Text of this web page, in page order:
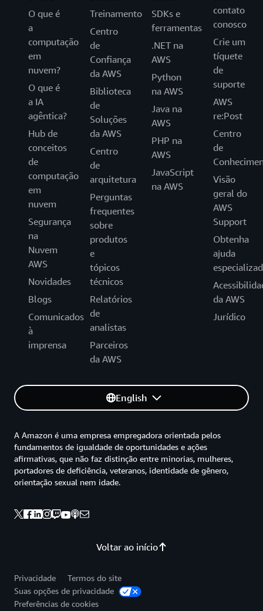
O que é
a
computação
em
nuvem?
O que é
a IA
agêntica?
Hub de
conceitos
de
computação
em
nuvem
Segurança
na
Nuvem
AWS
Novidades
Blogs
Comunicados
à
imprensa
Treinamento
Centro
de
Confiança
da AWS
Biblioteca
de
Soluções
da AWS
Centro
de
arquitetura
Perguntas
frequentes
sobre
produtos
e
tópicos
técnicos
Relatórios
de
analistas
Parceiros
da AWS
SDKs e
ferramentas
.NET na
AWS
Python
na AWS
Java na
AWS
PHP na
AWS
JavaScript
na AWS
contato
conosco
Crie um
tíquete
de
suporte
AWS
re:Post
Centro
de
Visão
geral do
AWS
Support
Obtenha
ajuda
da AWS
Jurídico
English
Voltar ao início
A Amazon é uma empresa empregadora orientada pelos
fundamentos de igualdade de oportunidades e ações
afirmativas, que não faz distinção entre minorias, mulheres,
portadores de deficiência, veteranos, identidade de gênero,
orientação sexual nem idade.
Privacidade
Termos do site
Suas opções de privacidade
Preferências de cookies